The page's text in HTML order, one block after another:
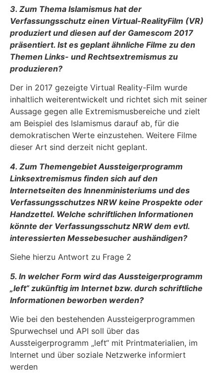
3. Zum Thema Islamismus hat der
Verfassungsschutz einen Virtual-RealityFilm (VR)
produziert und diesen auf der Gamescom 2017
präsentiert. Ist es geplant ähnliche Filme zu den
Themen Links- und Rechtsextremismus zu
produzieren?
Der in 2017 gezeigte Virtual Reality-Film wurde
inhaltlich weiterentwickelt und richtet sich mit seiner
Aussage gegen alle Extremismusbereiche und zielt
am Beispiel des Islamismus darauf ab, für die
demokratischen Werte einzustehen. Weitere Filme
dieser Art sind derzeit nicht geplant.
4. Zum Themengebiet Aussteigerprogramm
Linksextremismus finden sich auf den
Internetseiten des Innenministeriums und des
Verfassungsschutzes NRW keine Prospekte oder
Handzettel. Welche schriftlichen Informationen
könnte der Verfassungsschutz NRW dem evtl.
interessierten Messebesucher aushändigen?
Siehe hierzu Antwort zu Frage 2
5. In welcher Form wird das Aussteigerprogramm
„left“ zukünftig im Internet bzw. durch schriftliche
Informationen beworben werden?
Wie bei den bestehenden Aussteigerprogrammen
Spurwechsel und API soll über das
Aussteigerprogramm „left“ mit Printmaterialien, im
Internet und über soziale Netzwerke informiert
werden